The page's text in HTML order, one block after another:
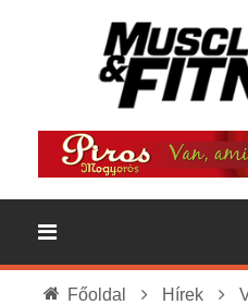
Főoldal Hírek